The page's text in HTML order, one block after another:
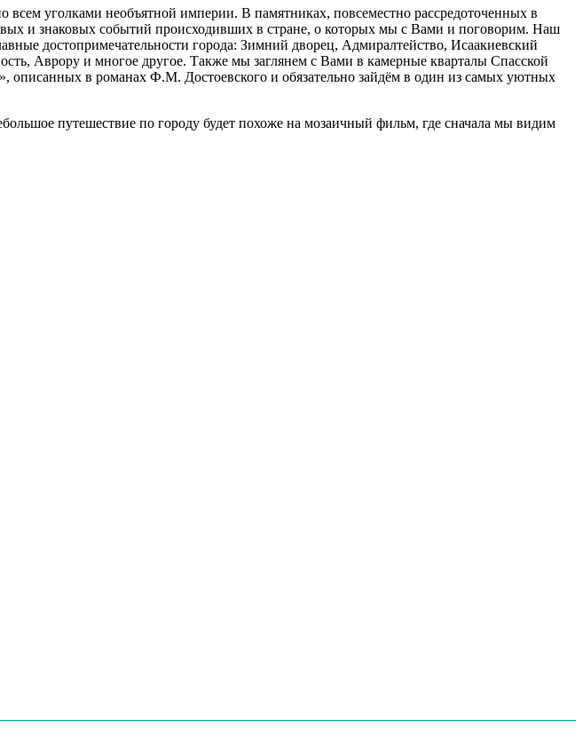
всем уголками необъятной империи. В памятниках, повсеместно рассредоточенных в
и знаковых событий происходивших в стране, о которых мы с Вами и поговорим. Наш
достопримечательности города: Зимний дворец, Адмиралтейство, Исаакиевский
Аврору и многое другое. Также мы заглянем с Вами в камерные кварталы Спасской
описанных в романах Ф.М. Достоевского и обязательно зайдём в один из самых уютных
путешествие по городу будет похоже на мозаичный фильм, где сначала мы видим